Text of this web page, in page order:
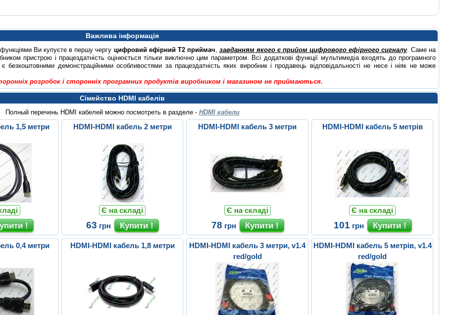
Важлива інформація
Ви купуєте в першу чергу цифровий ефірний Т2 приймач, завданням якого є прийом цифрового ефірного сигналу. Саме на
пристрою і працездатність оцінюється тільки виключно цим параметром. Всі додаткові функції мультимедіа входять до програмного
демонстраційними особливостями за працездатність яких виробник і продавець відповідальності не несе і ніяк не може
розробок і сторонніх програмних продуктів виробником і магазином не приймаються.
Сімейство HDMI кабелів
Полный перечень HDMI кабелей можно посмотреть в разделе - HDMI кабели
1,5 метри HDMI-HDMI кабель 2 метри
Є на складі
63 грн
HDMI-HDMI кабель 3 метри
Є на складі
78 грн
HDMI-HDMI кабель 5 метрів
Є на складі
101 грн
0,4 метри HDMI-HDMI кабель 1,8 метри
HDMI-HDMI кабель 3 метри, v1.4
red/gold
HDMI-HDMI кабель 5 метрів, v1.4
red/gold